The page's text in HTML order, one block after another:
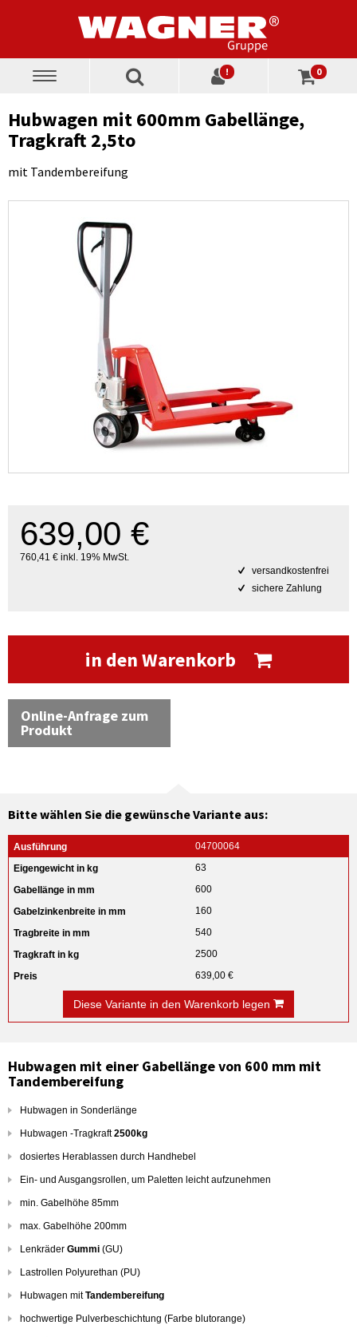
Toggle
! 0
Hubwagen mit 600mm Gabellänge,
Tragkraft 2,5to
mit Tandembereifung
639,00 €
760,41 € inkl. 19% MwSt.
versandkostenfrei
sichere Zahlung
in den Warenkorb
Online-Anfrage zum
Produkt
Bitte wählen Sie die gewünsche Variante aus:
04700064
63
600
160
540
2500
639,00 €
Diese Variante in den Warenkorb legen
Hubwagen mit einer Gabellänge von 600 mm mit
Tandembereifung
Hubwagen in Sonderlänge
Hubwagen -Tragkraft2500kg
dosiertes Herablassen durch Handhebel
Ein- und Ausgangsrollen, um Paletten leicht aufzunehmen
min. Gabelhöhe 85mm
max. Gabelhöhe 200mm
Lenkräder Gummi (GU)
Lastrollen Polyurethan (PU)
Hubwagen mitTandembereifung
hochwertige Pulverbeschichtung (Farbe blutorange)